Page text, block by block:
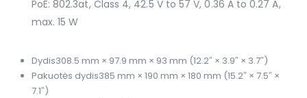
PoE: 802.3at, Class 4, 42.5 V to 57 V, 0.36 A to 0.27 A,
max. 15 W
Dydis308.5 mm × 97.9 mm × 93 mm (12.2″ × 3.9″ × 3.7″)
Pakuotės dydis385 mm × 190 mm × 180 mm (15.2″ × 7.5″ ×
7.1″)